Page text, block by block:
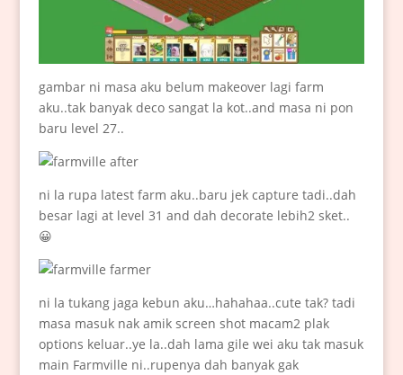
gambar ni masa aku belum makeover lagi farm
aku..tak banyak deco sangat la kot..and masa ni pon
baru level 27..
ni la rupa latest farm aku..baru jek capture tadi..dah
besar lagi at level 31 and dah decorate lebih2 sket..
😀
ni la tukang jaga kebun aku…hahahaa..cute tak? tadi
masa masuk nak amik screen shot macam2 plak
options keluar..ye la..dah lama gile wei aku tak masuk
main Farmville ni..rupenya dah banyak gak